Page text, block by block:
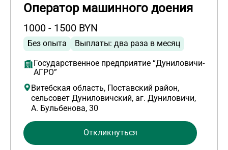
Оператор машинного доения
1000 - 1500 BYN
Без опыта Выплаты: два раза в месяц
Государственное предприятие “Дуниловичи-
АГРО”
Витебская область, Поставский район,
сельсовет Дуниловичский, аг. Дуниловичи,
А. Бульбенова, 30
Откликнуться